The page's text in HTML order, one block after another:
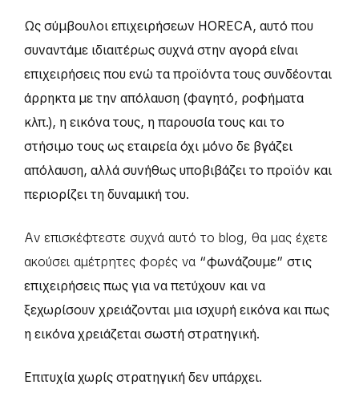
Ως σύμβουλοι επιχειρήσεων HORECA, αυτό που
συναντάμε ιδιαιτέρως συχνά στην αγορά είναι
επιχειρήσεις που ενώ τα προϊόντα τους συνδέονται
άρρηκτα με την απόλαυση (φαγητό, ροφήματα
κλπ.), η εικόνα τους, η παρουσία τους και το
στήσιμο τους ως εταιρεία όχι μόνο δε βγάζει
απόλαυση, αλλά συνήθως υποβιβάζει το προϊόν και
περιορίζει τη δυναμική του.
Αν επισκέφτεστε συχνά αυτό το blog, θα μας έχετε
ακούσει αμέτρητες φορές να “φωνάζουμε” στις
επιχειρήσεις πως για να πετύχουν και να
ξεχωρίσουν χρειάζονται μια ισχυρή εικόνα και πως
η εικόνα χρειάζεται σωστή στρατηγική.
Επιτυχία χωρίς στρατηγική δεν υπάρχει.